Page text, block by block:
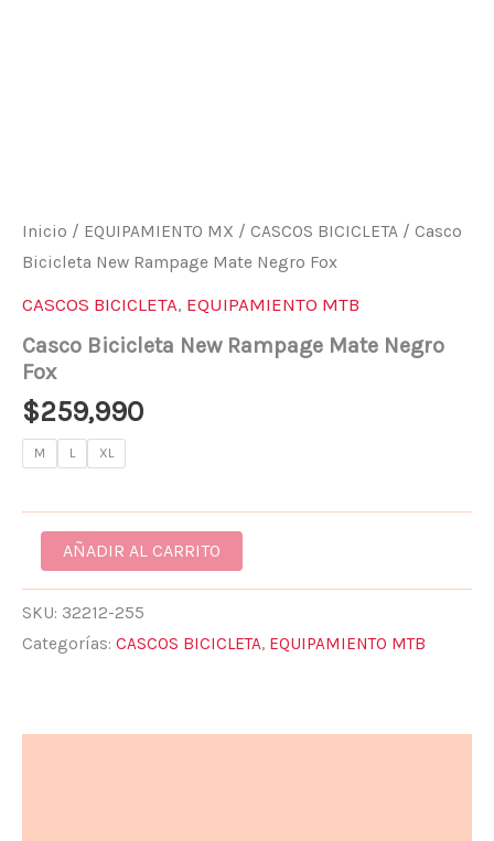
Inicio / EQUIPAMIENTO MX / CASCOS BICICLETA / Casco
Bicicleta New Rampage Mate Negro Fox
CASCOS BICICLETA, EQUIPAMIENTO MTB
Casco Bicicleta New Rampage Mate Negro
Fox
$259,990
M L XL
AÑADIR AL CARRITO
SKU: 32212-255
Categorías: CASCOS BICICLETA, EQUIPAMIENTO MTB